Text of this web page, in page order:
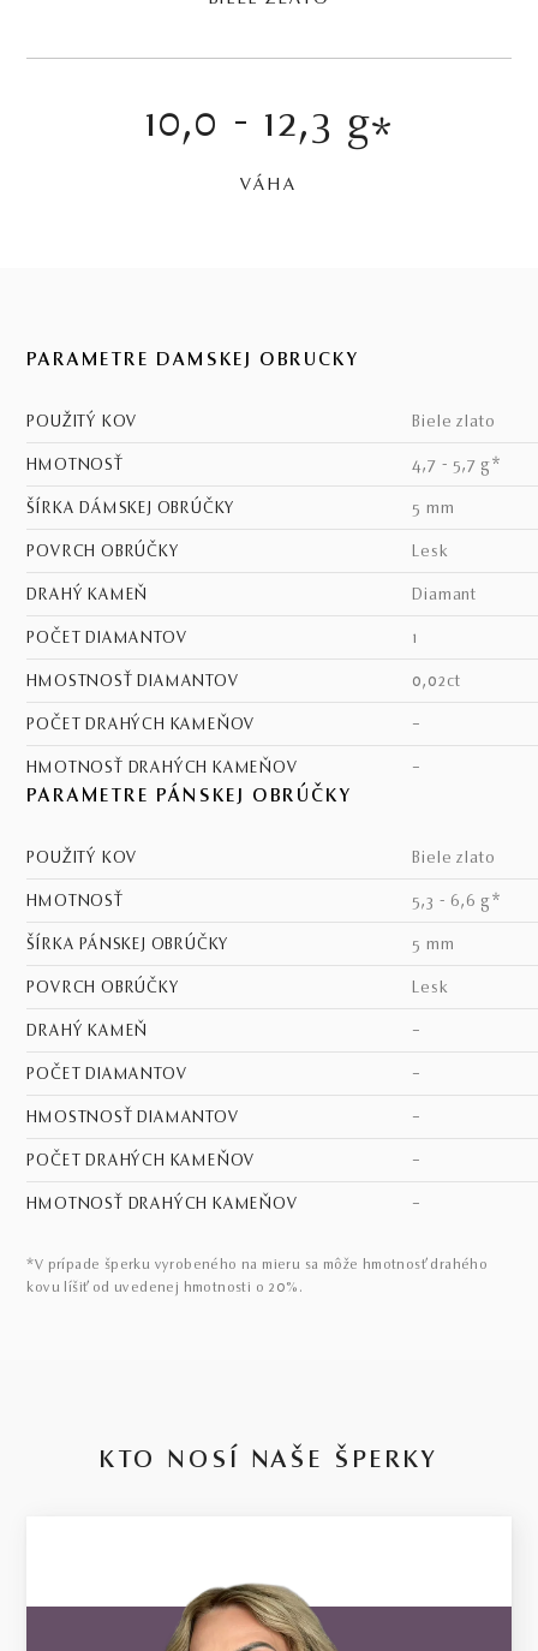
10,0 - 12,3 g*
VÁHA
PARAMETRE DÁMSKEJ OBRÚČKY
POUŽITÝ KOV biele zlato
HMOTNOSŤ 4,7 - 5,7 g*
ŠÍRKA DÁMSKEJ OBRÚČKY 5 mm
POVRCH OBRÚČKY lesk
DRAHÝ KAMEŇ diamant
POČET DIAMANTOV 1
HMOSTNOSŤ DIAMANTOV 0,02ct
POČET DRAHÝCH KAMEŇOV –
HMOTNOSŤ DRAHÝCH KAMEŇOV –
PARAMETRE PÁNSKEJ OBRÚČKY
POUŽITÝ KOV biele zlato
HMOTNOSŤ 5,3 - 6,6 g*
ŠÍRKA PÁNSKEJ OBRÚČKY 5 mm
POVRCH OBRÚČKY lesk
DRAHÝ KAMEŇ –
POČET DIAMANTOV –
HMOSTNOSŤ DIAMANTOV –
POČET DRAHÝCH KAMEŇOV –
HMOTNOSŤ DRAHÝCH KAMEŇOV –
*V prípade šperku vyrobeného na mieru sa môže hmotnosť drahého
kovu líšiť od uvedenej hmotnosti o 20%.
KTO NOSÍ NAŠE ŠPERKY